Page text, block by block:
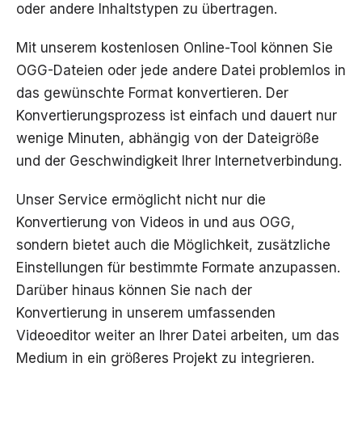
oder andere Inhaltstypen zu übertragen.
Mit unserem kostenlosen Online-Tool können Sie
OGG-Dateien oder jede andere Datei problemlos in
das gewünschte Format konvertieren. Der
Konvertierungsprozess ist einfach und dauert nur
wenige Minuten, abhängig von der Dateigröße
und der Geschwindigkeit Ihrer Internetverbindung.
Unser Service ermöglicht nicht nur die
Konvertierung von Videos in und aus OGG,
sondern bietet auch die Möglichkeit, zusätzliche
Einstellungen für bestimmte Formate anzupassen.
Darüber hinaus können Sie nach der
Konvertierung in unserem umfassenden
Videoeditor weiter an Ihrer Datei arbeiten, um das
Medium in ein größeres Projekt zu integrieren.